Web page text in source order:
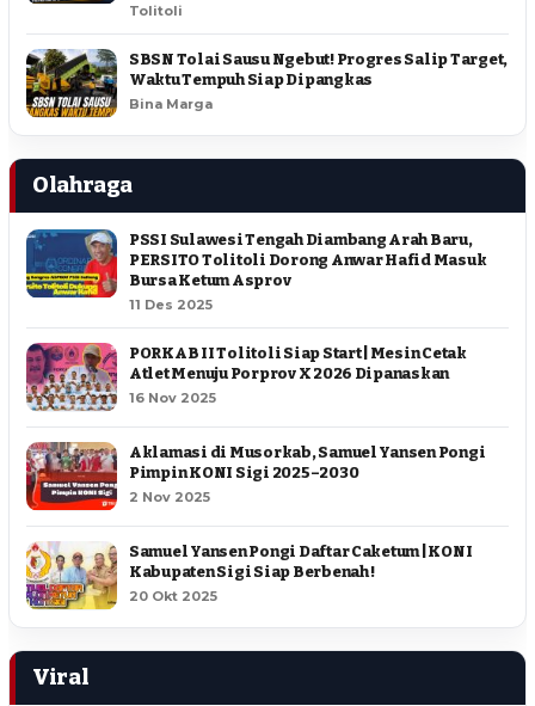
Tolitoli
SBSN Tolai Sausu Ngebut! Progres Salip Target,
Waktu Tempuh Siap Dipangkas
Bina Marga
Olahraga
PSSI Sulawesi Tengah Diambang Arah Baru,
PERSITO Tolitoli Dorong Anwar Hafid Masuk
Bursa Ketum Asprov
11 Des 2025
PORKAB II Tolitoli Siap Start | Mesin Cetak
Atlet Menuju Porprov X 2026 Dipanaskan
16 Nov 2025
Aklamasi di Musorkab, Samuel Yansen Pongi
Pimpin KONI Sigi 2025–2030
2 Nov 2025
Samuel Yansen Pongi Daftar Caketum | KONI
Kabupaten Sigi Siap Berbenah !
20 Okt 2025
Viral